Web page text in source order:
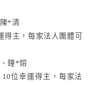
*清
得主，每家法人團體可
鐘*嫆
位幸運得主，每家法